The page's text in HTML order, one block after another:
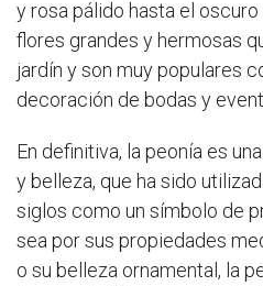
y rosa pálido hasta el
flores grandes y hermosas
jardín y son muy populares
decoración de bodas y
En definitiva, la peonía es
y belleza, que ha sido
siglos como un símbolo de
sea por sus propiedades
o su belleza ornamental, la